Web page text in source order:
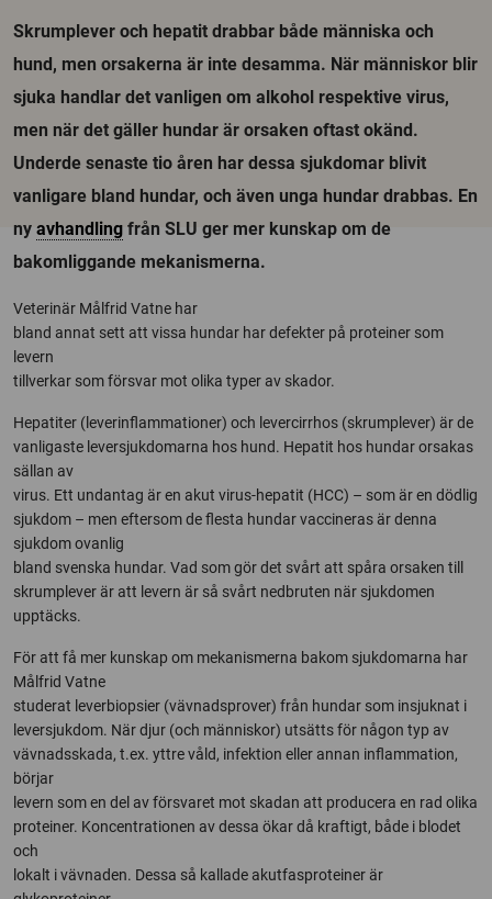
Skrumplever och hepatit drabbar både människa och
hund, men orsakerna är inte desamma. När människor blir
sjuka handlar det vanligen om alkohol respektive virus,
men när det gäller hundar är orsaken oftast okänd.
Underde senaste tio åren har dessa sjukdomar blivit
vanligare bland hundar, och även unga hundar drabbas. En
ny avhandling från SLU ger mer kunskap om de
bakomliggande mekanismerna.
Veterinär Målfrid Vatne har
bland annat sett att vissa hundar har defekter på proteiner som
levern
tillverkar som försvar mot olika typer av skador.
Hepatiter (leverinflammationer) och levercirrhos (skrumplever) är de
vanligaste leversjukdomarna hos hund. Hepatit hos hundar orsakas
sällan av
virus. Ett undantag är en akut virus-hepatit (HCC) – som är en dödlig
sjukdom – men eftersom de flesta hundar vaccineras är denna
sjukdom ovanlig
bland svenska hundar. Vad som gör det svårt att spåra orsaken till
skrumplever är att levern är så svårt nedbruten när sjukdomen
upptäcks.
För att få mer kunskap om mekanismerna bakom sjukdomarna har
Målfrid Vatne
studerat leverbiopsier (vävnadsprover) från hundar som insjuknat i
leversjukdom. När djur (och människor) utsätts för någon typ av
vävnadsskada, t.ex. yttre våld, infektion eller annan inflammation,
börjar
levern som en del av försvaret mot skadan att producera en rad olika
proteiner. Koncentrationen av dessa ökar då kraftigt, både i blodet
och
lokalt i vävnaden. Dessa så kallade akutfasproteiner är